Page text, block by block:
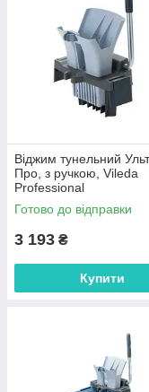
Віджим тунельний
Про, з ручкою, Vileda
Professional
Готово до відправки
3 193 ₴
Купити